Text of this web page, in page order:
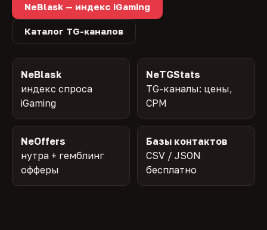
NeBlask — индекс iGaming
Каталог TG-каналов
NeBlask
индекс спроса
iGaming
NeTGStats
TG-каналы: цены,
CPM
NeOffers
нутра + гемблинг
офферы
Базы контактов
CSV / JSON
бесплатно